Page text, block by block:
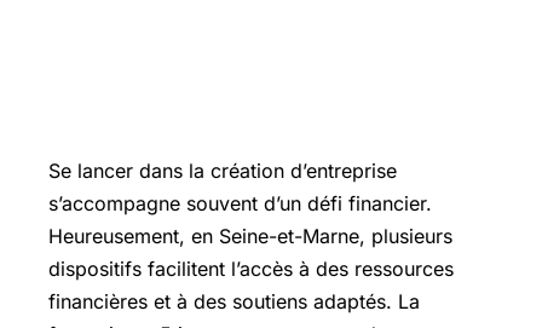
Se lancer dans la création d’entreprise
s’accompagne souvent d’un défi financier.
Heureusement, en Seine-et-Marne, plusieurs
dispositifs facilitent l’accès à des ressources
financières et à des soutiens adaptés. La